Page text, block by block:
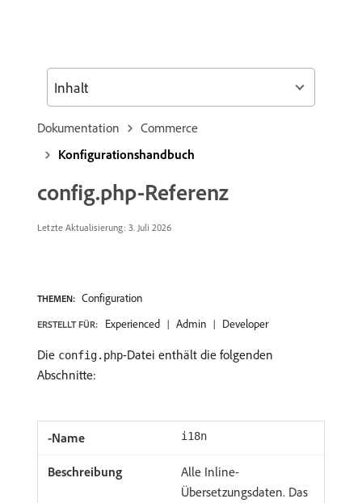
Dokumentation
Commerce
Konfigurationshandbuch
config.php-Referenz
Letzte Aktualisierung: 3. Juli 2026
THEMEN: Configuration
ERSTELLT FÜR: Experienced Admin Developer
Die config.php-Datei enthält die folgenden
Abschnitte:
i18n
Alle Inline-
Übersetzungsdaten. Das
Inhalt